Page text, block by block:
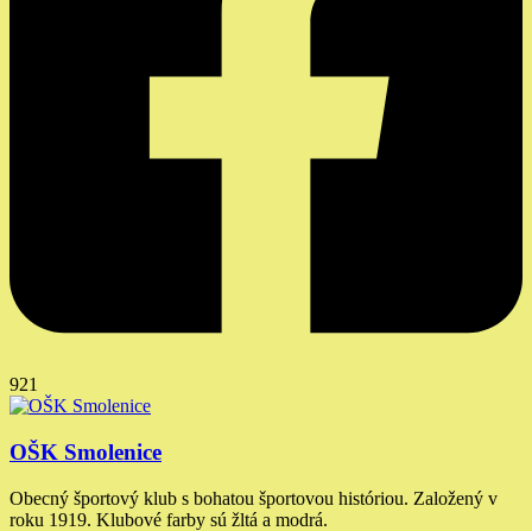
921
OŠK Smolenice
Obecný športový klub s bohatou športovou históriou. Založený v
roku 1919. Klubové farby sú žltá a modrá.